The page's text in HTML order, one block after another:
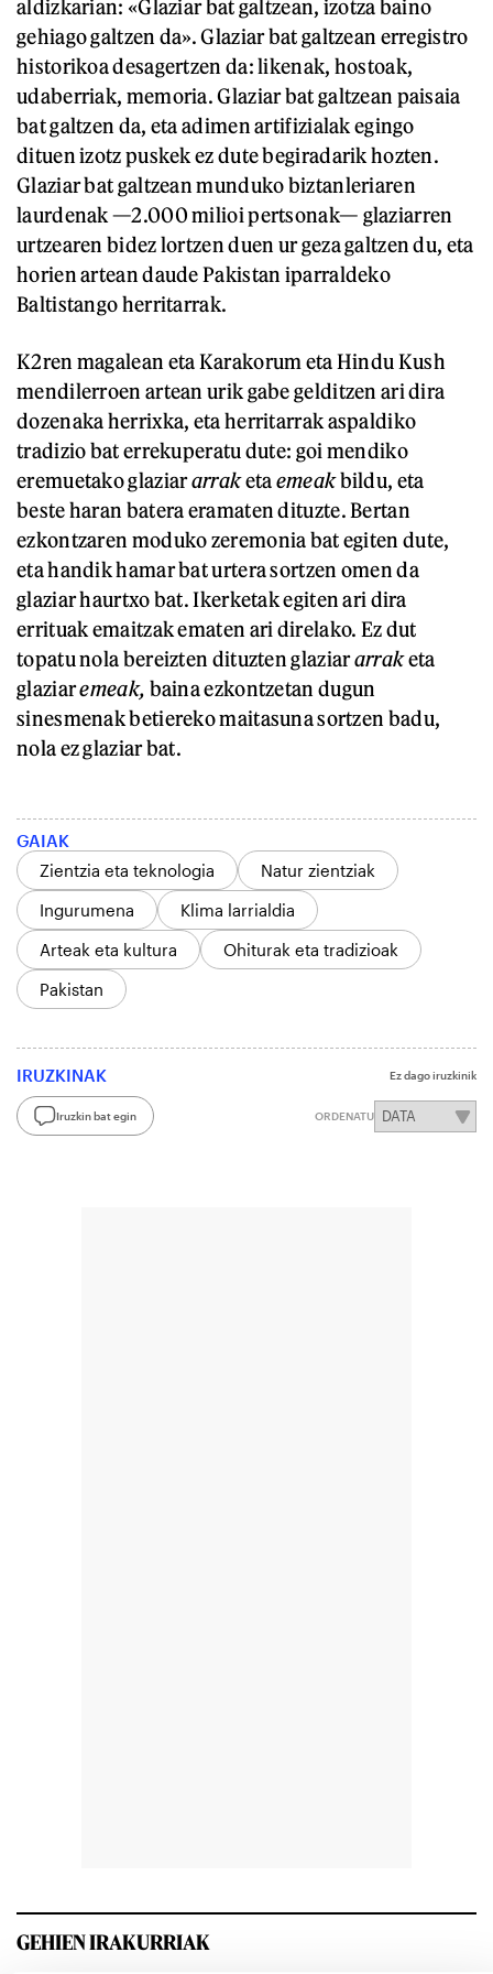
aldizkarian: «Glaziar bat galtzean, izotza baino
gehiago galtzen da». Glaziar bat galtzean erregistro
historikoa desagertzen da: likenak, hostoak,
udaberriak, memoria. Glaziar bat galtzean paisaia
bat galtzen da, eta adimen artifizialak egingo
dituen izotz puskek ez dute begiradarik hozten.
Glaziar bat galtzean munduko biztanleriaren
laurdenak —2.000 milioi pertsonak— glaziarren
urtzearen bidez lortzen duen ur geza galtzen du, eta
horien artean daude Pakistan iparraldeko
Baltistango herritarrak.
K2ren magalean eta Karakorum eta Hindu Kush
mendilerroen artean urik gabe gelditzen ari dira
dozenaka herrixka, eta herritarrak aspaldiko
tradizio bat errekuperatu dute: goi mendiko
eremuetako glaziararraketaemeakbildu, eta
beste haran batera eramaten dituzte. Bertan
ezkontzaren moduko zeremonia bat egiten dute,
eta handik hamar bat urtera sortzen omen da
glaziar haurtxo bat. Ikerketak egiten ari dira
errituak emaitzak ematen ari direlako. Ez dut
topatu nola bereizten dituzten glaziararraketa
glaziaremeak, baina ezkontzetan dugun
sinesmenak betiereko maitasuna sortzen badu,
nola ez glaziar bat.
GAIAK
Zientzia eta teknologia
Natur zientziak
Ingurumena
Klima larrialdia
Arteak eta kultura
Ohiturak eta tradizioak
Pakistan
IRUZKINAK Ez dago iruzkinik
Iruzkin bat egin ORDENATU
GEHIEN IRAKURRIAK